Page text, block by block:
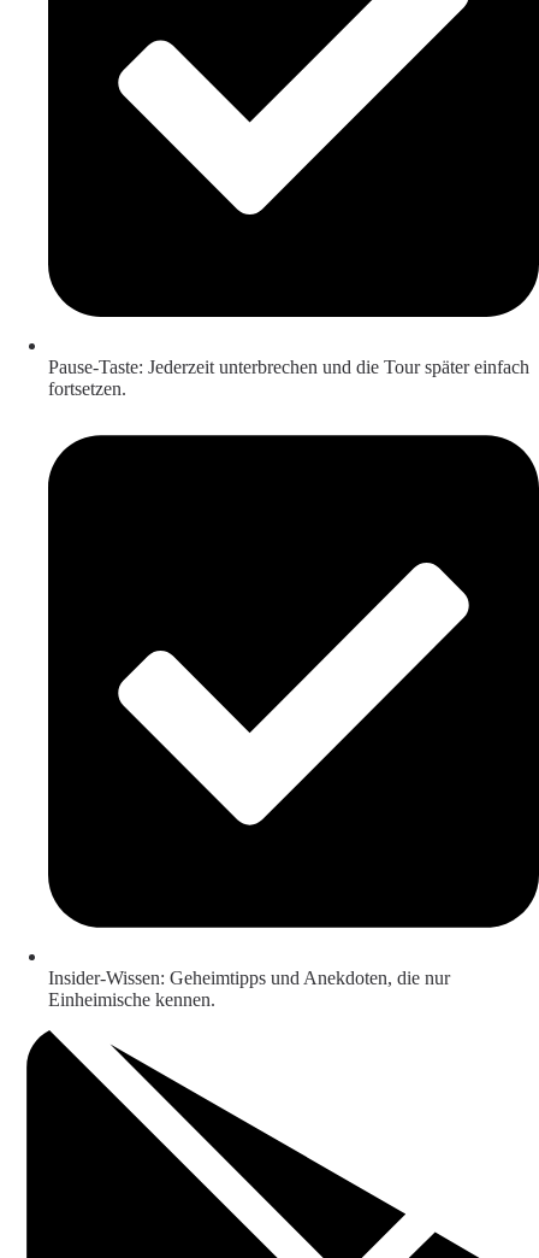
Pause-Taste: Jederzeit unterbrechen und die Tour später einfach
fortsetzen.
Insider-Wissen: Geheimtipps und Anekdoten, die nur
Einheimische kennen.